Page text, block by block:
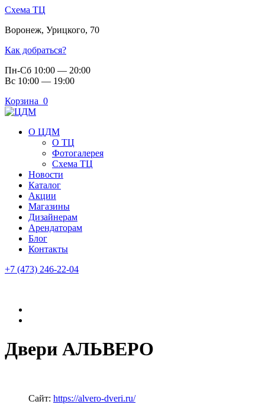
Схема ТЦ
Воронеж, Урицкого, 70
Как добраться?
Пн-Сб 10:00 — 20:00
Вс 10:00 — 19:00
Корзина 0
О ЦДМ
О ТЦ
Фотогалерея
Схема ТЦ
Новости
Каталог
Акции
Магазины
Дизайнерам
Арендаторам
Блог
Контакты
+7 (473) 246-22-04
Двери АЛЬВЕРО
Сайт: https://alvero-dveri.ru/